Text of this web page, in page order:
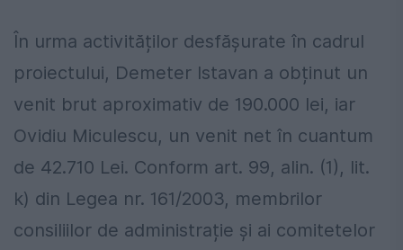
În urma activităților desfășurate în cadrul
proiectului, Demeter Istavan a obținut un
venit brut aproximativ de 190.000 lei, iar
Ovidiu Miculescu, un venit net în cuantum
de 42.710 Lei. Conform art. 99, alin. (1), lit.
k) din Legea nr. 161/2003, membrilor
consiliilor de administrație și ai comitetelor